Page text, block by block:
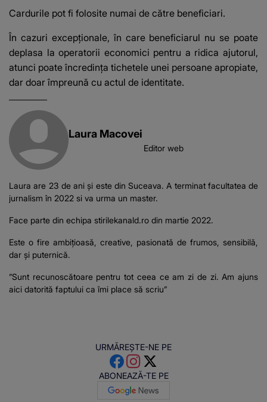
Cardurile pot fi folosite numai de către beneficiari.
În cazuri excepționale, în care beneficiarul nu se poate
deplasa la operatorii economici pentru a ridica ajutorul,
atunci poate încredința tichetele unei persoane apropiate,
dar doar împreună cu actul de identitate.
Laura Macovei
Editor web
Laura are 23 de ani și este din Suceava. A terminat facultatea de
jurnalism în 2022 si va urma un master.
Face parte din echipa stirilekanald.ro din martie 2022.
Este o fire ambițioasă, creative, pasionată de frumos, sensibilă,
dar și puternică.
”Sunt recunoscătoare pentru tot ceea ce am zi de zi. Am ajuns
aici datorită faptului ca îmi place să scriu”
URMĂREȘTE-NE PE
ABONEAZĂ-TE PE